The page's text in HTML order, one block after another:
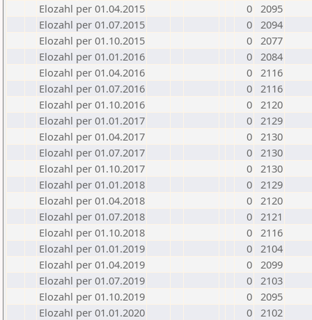
Elozahl per 01.04.2015
0 2095
Elozahl per 01.07.2015
0 2094
Elozahl per 01.10.2015
0 2077
Elozahl per 01.01.2016
0 2084
Elozahl per 01.04.2016
0 2116
Elozahl per 01.07.2016
0 2116
Elozahl per 01.10.2016
0 2120
Elozahl per 01.01.2017
0 2129
Elozahl per 01.04.2017
0 2130
Elozahl per 01.07.2017
0 2130
Elozahl per 01.10.2017
0 2130
Elozahl per 01.01.2018
0 2129
Elozahl per 01.04.2018
0 2120
Elozahl per 01.07.2018
0 2121
Elozahl per 01.10.2018
0 2116
Elozahl per 01.01.2019
0 2104
Elozahl per 01.04.2019
0 2099
Elozahl per 01.07.2019
0 2103
Elozahl per 01.10.2019
0 2095
Elozahl per 01.01.2020
0 2102